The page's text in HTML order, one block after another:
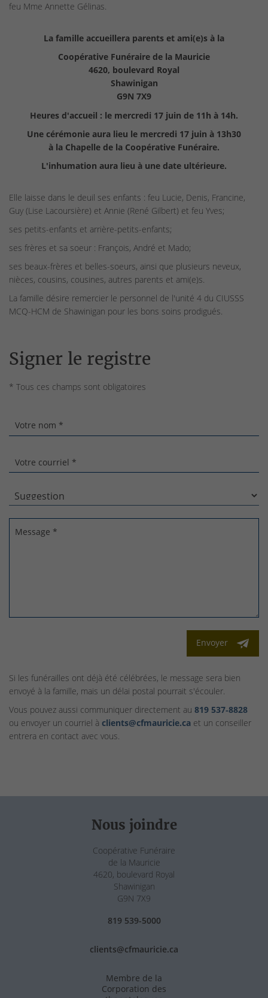
feu Mme Annette Gélinas.
La famille accueillera parents et ami(e)s à la
Coopérative Funéraire de la Mauricie
4620, boulevard Royal
Shawinigan
G9N 7X9
Heures d'accueil : le mercredi 17 juin de 11h à 14h.
Une cérémonie aura lieu le mercredi 17 juin à 13h30
à la Chapelle de la Coopérative Funéraire.
L'inhumation aura lieu à une date ultérieure.
Elle laisse dans le deuil ses enfants : feu Lucie, Denis, Francine,
Guy (Lise Lacoursière) et Annie (René Gilbert) et feu Yves;
ses petits-enfants et arrière-petits-enfants;
ses frères et sa soeur : François, André et Mado;
ses beaux-frères et belles-soeurs, ainsi que plusieurs neveux,
nièces, cousins, cousines, autres parents et ami(e)s.
La famille désire remercier le personnel de l'unité 4 du CIUSSS
MCQ-HCM de Shawinigan pour les bons soins prodigués.
Signer le registre
* Tous ces champs sont obligatoires
Votre nom *
Votre courriel *
Message *
Envoyer
Si les funérailles ont déjà été célébrées, le message sera bien
envoyé à la famille, mais un délai postal pourrait s'écouler.
Vous pouvez aussi communiquer directement au 819 537‑8828
ou envoyer un courriel à clients@cfmauricie.ca et un conseiller
entrera en contact avec vous.
Nous joindre
Coopérative Funéraire
de la Mauricie
4620, boulevard Royal
Shawinigan
G9N 7X9
819 539-5000
clients@cfmauricie.ca
Membre de la
Corporation des